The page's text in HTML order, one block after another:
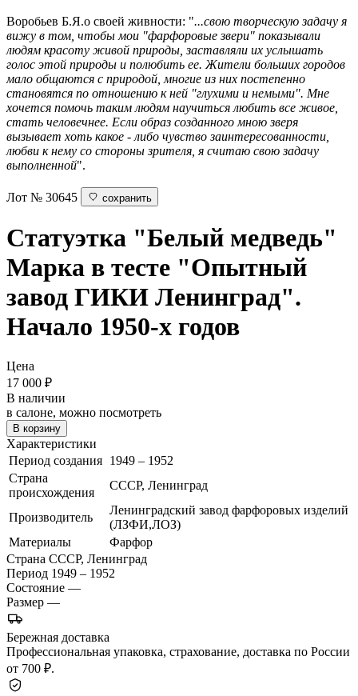
Воробьев Б.Я.о своей живности: "...свою творческую задачу я
вижу в том, чтобы мои "фарфоровые звери" показывали
людям красоту живой природы, заставляли их услышать
голос этой природы и полюбить ее. Жители больших городов
мало общаются с природой, многие из них постепенно
становятся по отношению к ней "глухими и немыми". Мне
хочется помочь таким людям научиться любить все живое,
стать человечнее. Если образ созданного мною зверя
вызывает хоть какое - либо чувство заинтересованности,
любви к нему со стороны зрителя, я считаю свою задачу
выполненной".
Лот № 30645 сохранить
Статуэтка "Белый медведь"
Марка в тесте "Опытный
завод ГИКИ Ленинград".
Начало 1950-х годов
Цена
17 000 ₽
В наличии
в салоне, можно посмотреть
В корзину
Характеристики
Период создания 1949 – 1952
Страна
происхождения
СССР, Ленинград
Производитель
Ленинградский завод фарфоровых изделий
(ЛЗФИ,ЛОЗ)
Материалы
Фарфор
Страна СССР, Ленинград
Период 1949 – 1952
Состояние —
Размер —
Бережная доставка
Профессиональная упаковка, страхование, доставка по России
от 700 ₽.